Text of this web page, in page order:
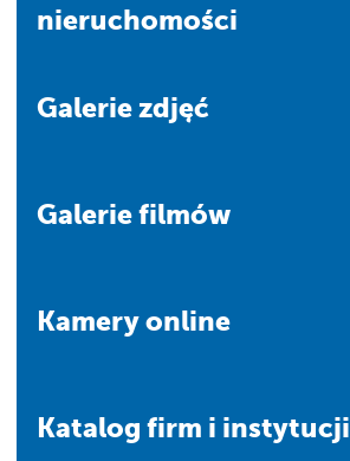
nieruchomości
Galerie zdjęć
Galerie filmów
Kamery online
Katalog firm i instytucji